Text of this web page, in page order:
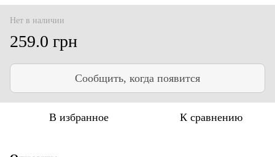
Нет в наличии
259.0 грн
Сообщить, когда появится
В избранное К сравнению